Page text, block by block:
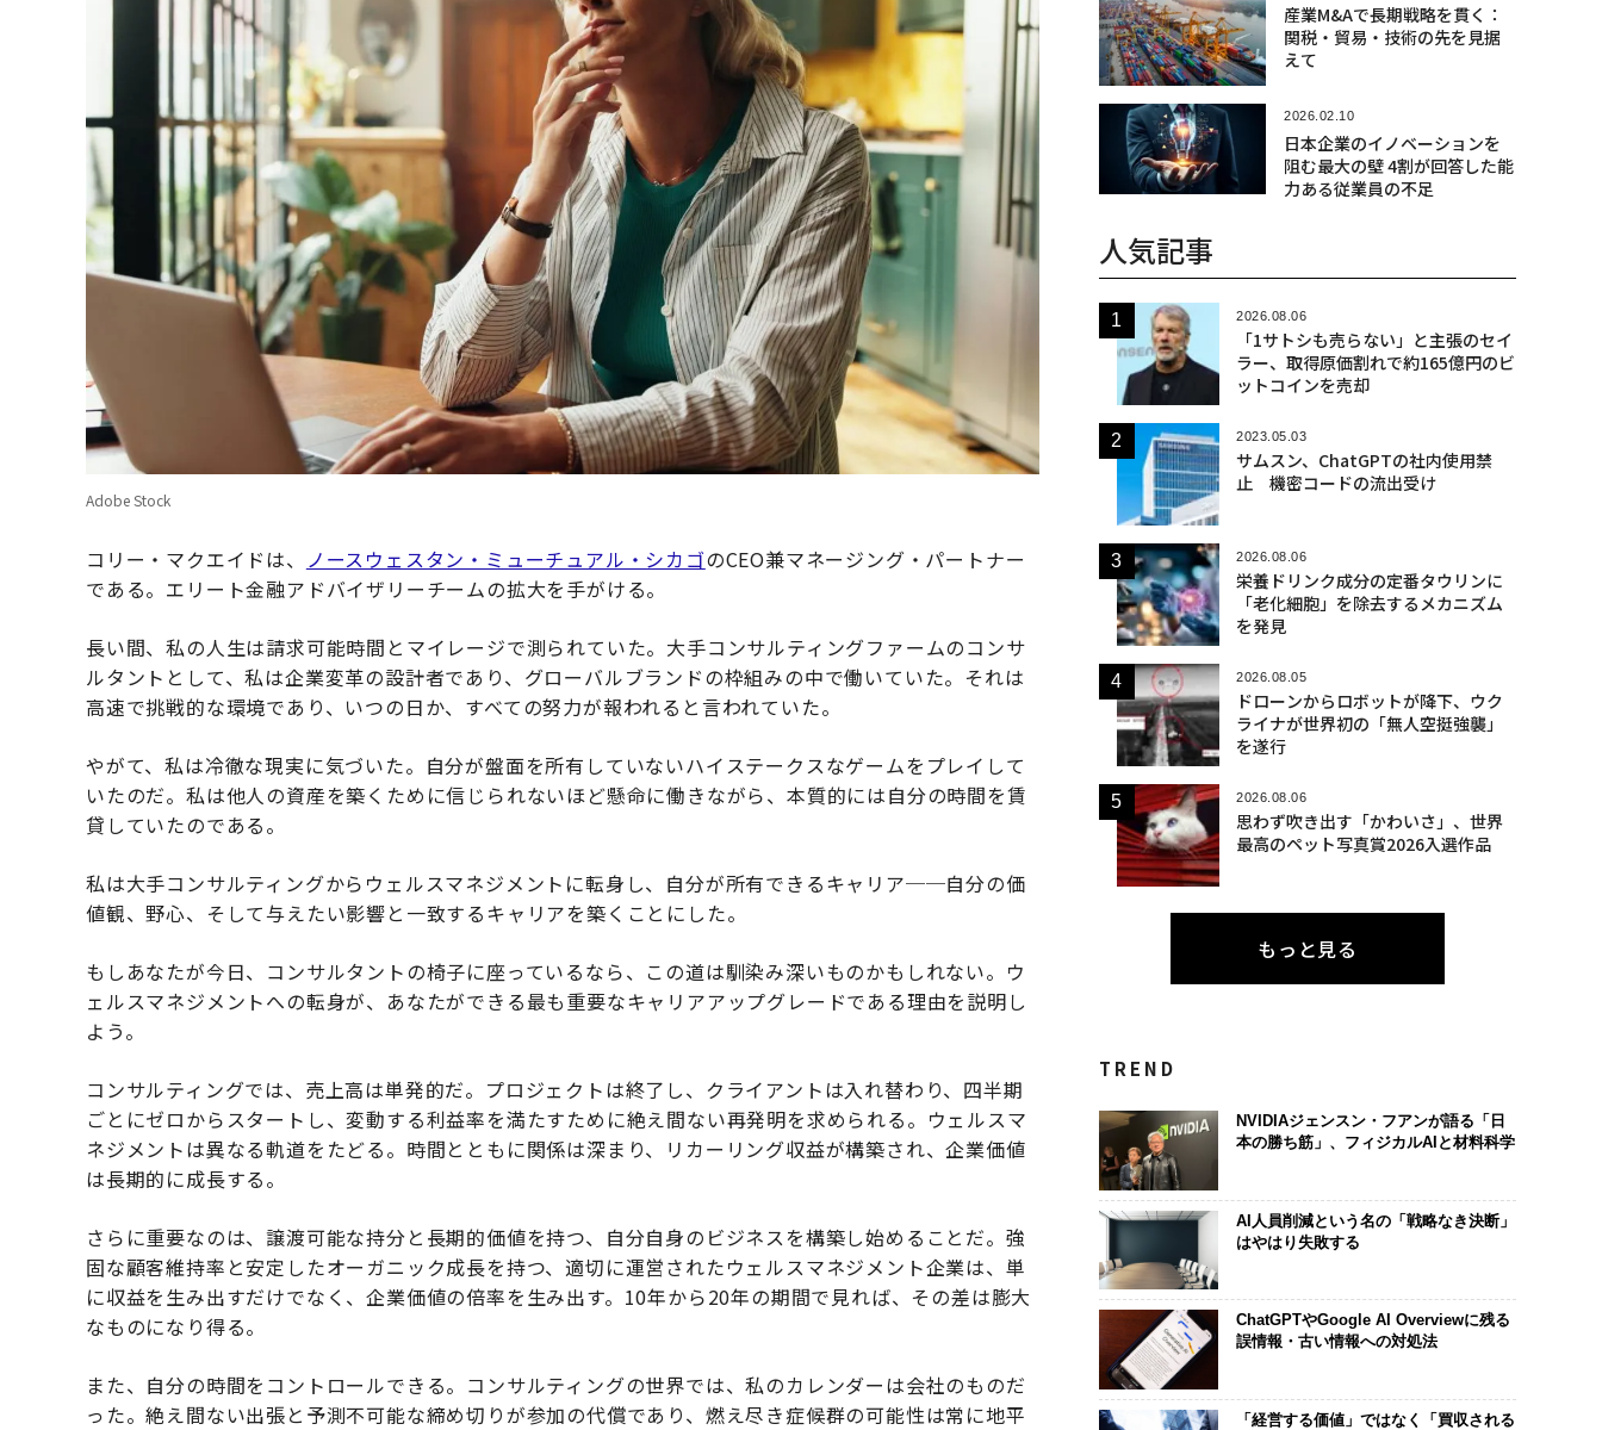
Adobe Stock
コリー・マクエイドは、 ノースウェスタン・ミューチュアル・シカゴのCEO兼マネージング・パートナー
である。エリート金融アドバイザリーチームの拡大を手がける。
長い間、私の人生は請求可能時間とマイレージで測られていた。大手コンサルティングファームのコンサ
ルタントとして、私は企業変革の設計者であり、グローバルブランドの枠組みの中で働いていた。それは
高速で挑戦的な環境であり、いつの日か、すべての努力が報われると言われていた。
やがて、私は冷徹な現実に気づいた。自分が盤面を所有していないハイステークスなゲームをプレイして
いたのだ。私は他人の資産を築くために信じられないほど懸命に働きながら、本質的には自分の時間を賃
貸していたのである。
私は大手コンサルティングからウェルスマネジメントに転身し、自分が所有できるキャリア──自分の価
値観、野心、そして与えたい影響と一致するキャリアを築くことにした。
もしあなたが今日、コンサルタントの椅子に座っているなら、この道は馴染み深いものかもしれない。ウ
ェルスマネジメントへの転身が、あなたができる最も重要なキャリアアップグレードである理由を説明し
よう。
コンサルティングでは、売上高は単発的だ。プロジェクトは終了し、クライアントは入れ替わり、四半期
ごとにゼロからスタートし、変動する利益率を満たすために絶え間ない再発明を求められる。ウェルスマ
ネジメントは異なる軌道をたどる。時間とともに関係は深まり、リカーリング収益が構築され、企業価値
は長期的に成長する。
さらに重要なのは、譲渡可能な持分と長期的価値を持つ、自分自身のビジネスを構築し始めることだ。強
固な顧客維持率と安定したオーガニック成長を持つ、適切に運営されたウェルスマネジメント企業は、単
に収益を生み出すだけでなく、企業価値の倍率を生み出す。10年から20年の期間で見れば、その差は膨大
なものになり得る。
また、自分の時間をコントロールできる。コンサルティングの世界では、私のカレンダーは会社のものだ
った。絶え間ない出張と予測不可能な締め切りが参加の代償であり、燃え尽き症候群の可能性は常に地平
産業M&Aで長期戦略を貫く：
関税・貿易・技術の先を見据
えて
2026.02.10
日本企業のイノベーションを
阻む最大の壁 4割が回答した能
力ある従業員の不足
人気記事
2026.08.06
「1サトシも売らない」と主張のセイ
ラー、取得原価割れで約165億円のビ
ットコインを売却
2023.05.03
サムスン、ChatGPTの社内使用禁
止 機密コードの流出受け
2026.08.06
栄養ドリンク成分の定番タウリンに
「老化細胞」を除去するメカニズム
を発見
2026.08.05
ドローンからロボットが降下、ウク
ライナが世界初の「無人空挺強襲」
を遂行
2026.08.06
思わず吹き出す「かわいさ」、世界
最高のペット写真賞2026入選作品
もっと見る
TREND
NVIDIAジェンスン・フアンが語る「日
本の勝ち筋」、フィジカルAIと材料科学
AI人員削減という名の「戦略なき決断」
はやはり失敗する
ChatGPTやGoogle AI Overviewに残る
誤情報・古い情報への対処法
「経営する価値」ではなく「買収される